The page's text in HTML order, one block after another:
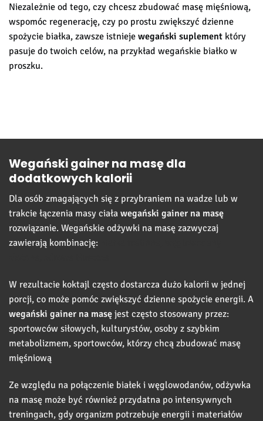
Niezależnie od tego, czy chcesz zbudować masę mięśniową,
wspomóc regenerację, czy po prostu zwiększyć dzienne
spożycie białka, zawsze istnieje wegański suplement który
pasuje do twoich celów, na przykład wegańskie białko w
proszku.
Wegański gainer na masę dla
dodatkowych kalorii
Dla osób zmagających się z przybraniem na wadze lub w
trakcie łączenia masy ciała wegański gainer na masę
rozwiązanie. Wegańskie odżywki na masę zazwyczaj
zawierają kombinację:
W rezultacie koktajl często dostarcza dużo kalorii w jednej
porcji, co może pomóc zwiększyć dzienne spożycie energii. A
wegański gainer na masę jest często stosowany przez:
sportowców siłowych, kulturystów, osoby z szybkim
metabolizmem, sportowców, którzy chcą zbudować masę
mięśniową
Ze względu na połączenie białek i węglowodanów, odżywka
na masę może być również przydatna po intensywnych
treningach, gdy organizm potrzebuje energii i materiałów